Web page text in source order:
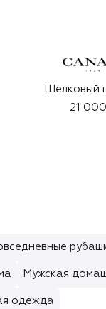
Шелковый
21
Мужская
одежда